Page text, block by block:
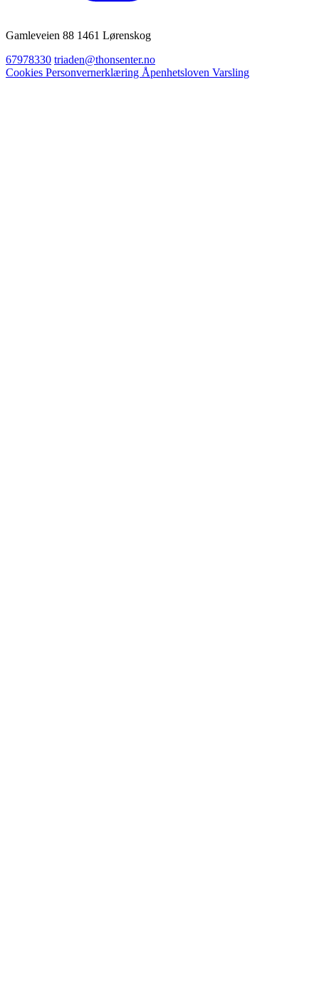
Gamleveien 88 1461 Lørenskog
67978330 triaden@thonsenter.no
Cookies Personvernerklæring Åpenhetsloven Varsling